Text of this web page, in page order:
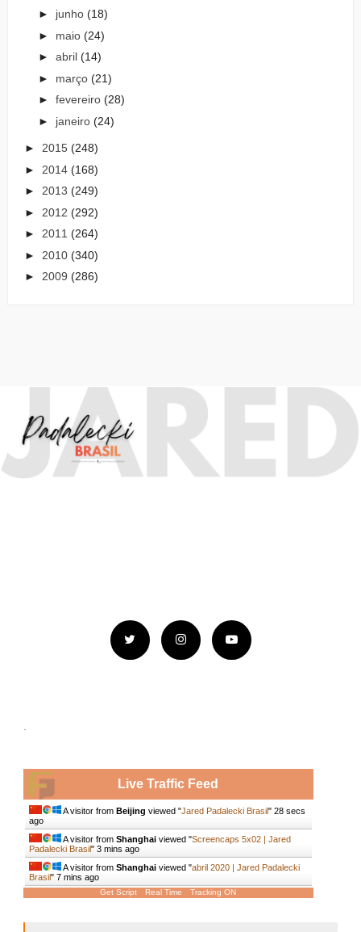
► junho (18)
► maio (24)
► abril (14)
► março (21)
► fevereiro (28)
► janeiro (24)
► 2015 (248)
► 2014 (168)
► 2013 (249)
► 2012 (292)
► 2011 (264)
► 2010 (340)
► 2009 (286)
.
Live Traffic Feed
A visitor from Beijing viewed "Jared Padalecki Brasil" 29 secs
ago
A visitor from Shanghaiviewed "Screencaps 5x02 | Jared
Padalecki Brasil" 3 mins ago
A visitor from Shanghaiviewed "abril 2020 | Jared Padalecki
Brasil" 7 mins ago
Get Script Real Time Tracking ON